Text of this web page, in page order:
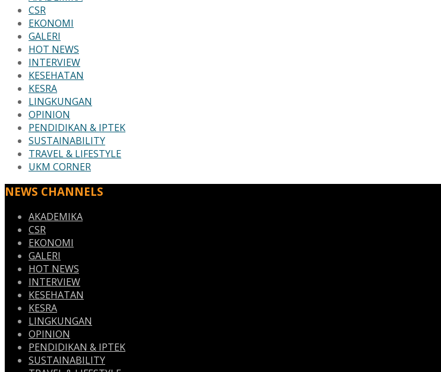
CSR
EKONOMI
GALERI
HOT NEWS
INTERVIEW
KESEHATAN
KESRA
LINGKUNGAN
OPINION
PENDIDIKAN & IPTEK
SUSTAINABILITY
TRAVEL & LIFESTYLE
UKM CORNER
NEWS CHANNELS
AKADEMIKA
CSR
EKONOMI
GALERI
HOT NEWS
INTERVIEW
KESEHATAN
KESRA
LINGKUNGAN
OPINION
PENDIDIKAN & IPTEK
SUSTAINABILITY